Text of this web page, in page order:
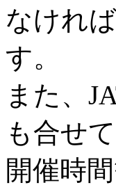
なけれ
す。
また、
も合せ
開催時